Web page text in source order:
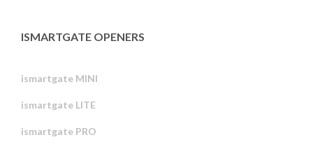
ISMARTGATE OPENERS
ismartgate MINI
ismartgate LITE
ismartgate PRO